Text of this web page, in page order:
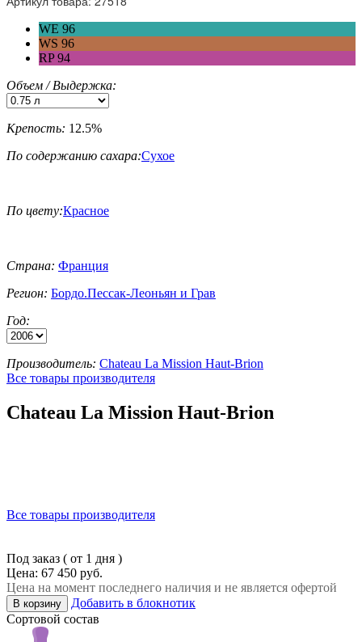
WE 96
WS 96
RP 94
Объем / Выдержка:
Крепость: 12.5%
По содержанию сахара:Сухое
По цвету:Красное
Страна: Франция
Регион: Бордо.Пессак-Леоньян и Грав
Год:
Производитель: Chateau La Mission Haut-Brion
Все товары производителя
Chateau La Mission Haut-Brion
Все товары производителя
Под заказ ( от 1 дня )
Цена: 67 450 руб.
Цена на момент последнего наличия и не является офертой
В корзину
Добавить в блокнотик
Сортовой состав